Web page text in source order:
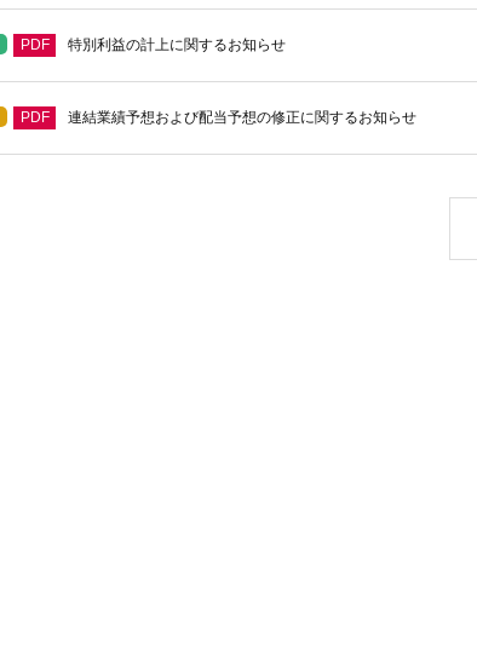
PDF 特別利益の計上に関するお知らせ
PDF 連結業績予想および配当予想の修正に関するお知らせ